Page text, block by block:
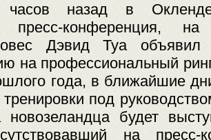
часов назад в
пресс-конференция,
Дэвид Туа
на профессиональный
года, в ближайшие
тренировки под
новозеландца будет
на пресс-